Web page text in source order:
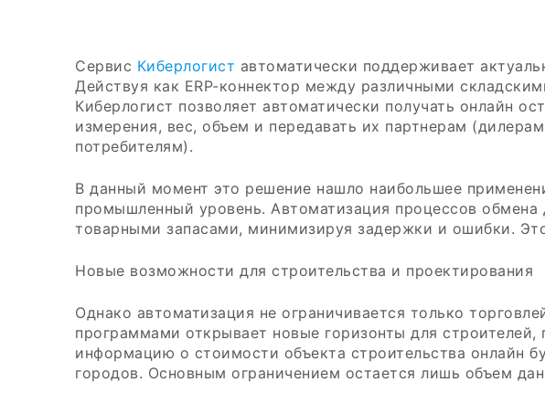
Сервис Киберлогист автоматически поддерживает
Действуя как ERP-коннектор между различными
Киберлогист позволяет автоматически получать онлайн
измерения, вес, объем и передавать их партнерам
потребителям).
В данный момент это решение нашло наибольшее
промышленный уровень. Автоматизация процессов
товарными запасами, минимизируя задержки и ошибки.
Новые возможности для строительства и проектирования
Однако автоматизация не ограничивается только
программами открывает новые горизонты для
информацию о стоимости объекта строительства онлайн
городов. Основным ограничением остается лишь объем